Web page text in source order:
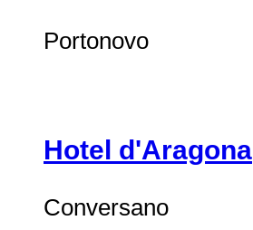
Portonovo
Hotel d'Aragona
Conversano